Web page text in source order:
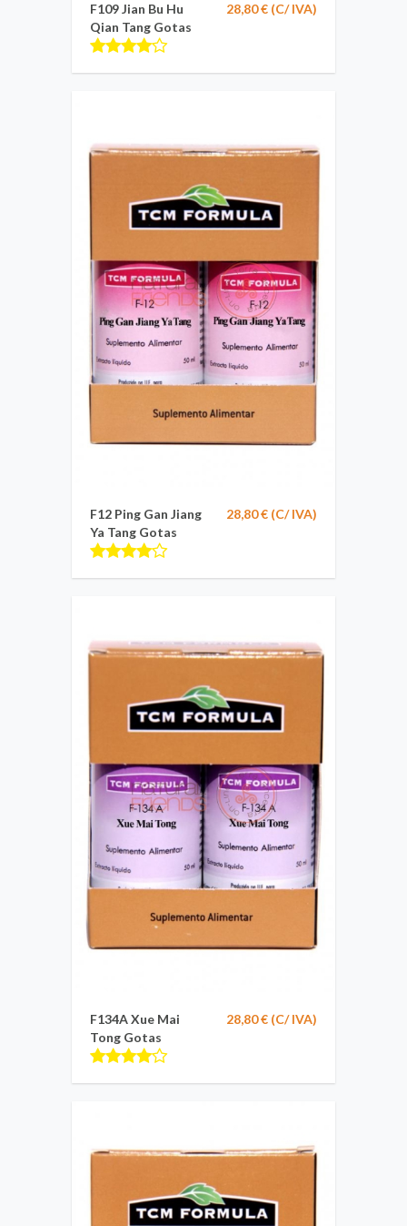
28,80 € (C/ IVA)
F109 Jian Bu Hu
Qian Tang Gotas
28,80 € (C/ IVA)
F12 Ping Gan Jiang
Ya Tang Gotas
28,80 € (C/ IVA)
F134A Xue Mai
Tong Gotas